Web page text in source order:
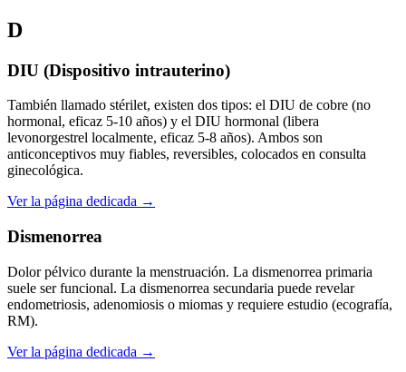
D
DIU (Dispositivo intrauterino)
También llamado stérilet, existen dos tipos: el DIU de cobre (no
hormonal, eficaz 5-10 años) y el DIU hormonal (libera
levonorgestrel localmente, eficaz 5-8 años). Ambos son
anticonceptivos muy fiables, reversibles, colocados en consulta
ginecológica.
Ver la página dedicada →
Dismenorrea
Dolor pélvico durante la menstruación. La dismenorrea primaria
suele ser funcional. La dismenorrea secundaria puede revelar
endometriosis, adenomiosis o miomas y requiere estudio (ecografía,
RM).
Ver la página dedicada →